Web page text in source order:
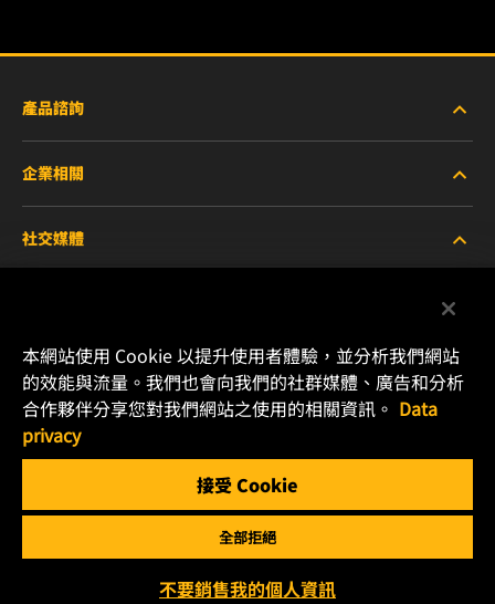
產品諮詢
重型設備車輛
小客車與商用車
賽車產品
企業相關
關於WIX
聯絡我們
職涯發展
社交媒體
Instagram
YouTube
Copyright 2024 MANN+HUMMEL. All rights reserved.
本網站使用 Cookie 以提升使用者體驗，並分析我們網站
的效能與流量。我們也會向我們的社群媒體、廣告和分析
合作夥伴分享您對我們網站之使用的相關資訊。 Data
privacy
接受 Cookie
全部拒絕
不要銷售我的個人資訊